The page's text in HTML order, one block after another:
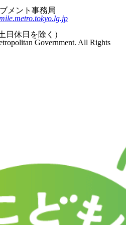
メント事務局
日休日を除く）
Government. All Rights